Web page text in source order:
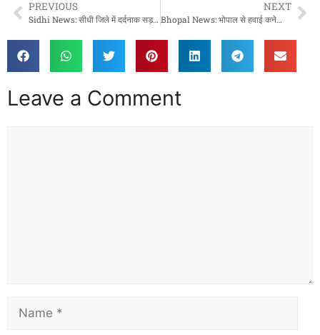
PREVIOUS
Sidhi News: सीधी जिले में दर्दनाक सड़क दुर्घटना, तेज रफ्तार बस अनियंत्रित होकर पलटी
NEXT
Bhopal News: भोपाल से हवाई कनेक्टिविटी को मिलेगा विस्तार, श्रीनगर, चेन्नई, कोलकाता समेत कई शहरों के लिए सीधी उड़ानों की योजना
Leave a Comment